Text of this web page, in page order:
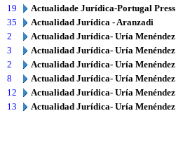
19
Actualidade Jurídica-Portugal Press
35
Actualidad Jurídica - Aranzadi
2
Actualidad Jurídica- Uría Menéndez
3
Actualidad Jurídica- Uría Menéndez
2
Actualidad Jurídica- Uría Menéndez
8
Actualidad Jurídica- Uría Menéndez
12
Actualidad Jurídica- Uría Menéndez
13
Actualidad Jurídica- Uría Menéndez